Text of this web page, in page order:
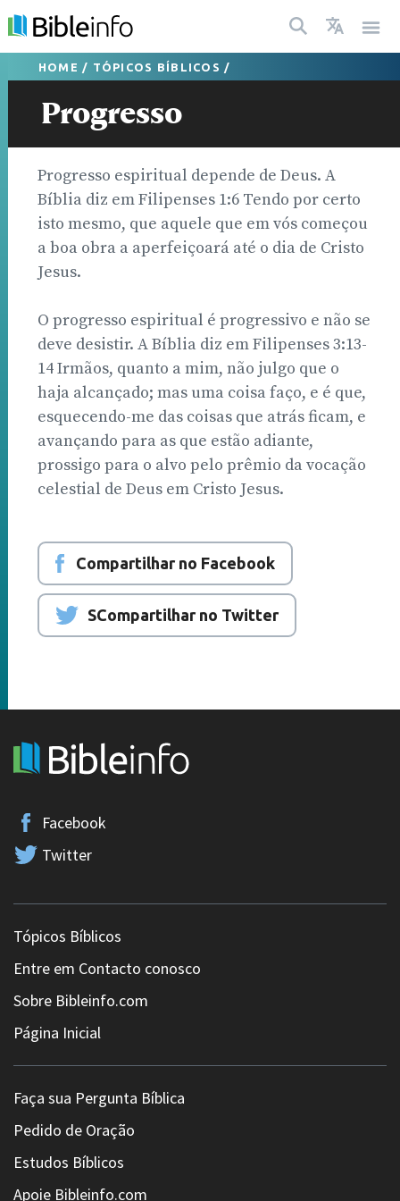
HOME / TÓPICOS BÍBLICOS /
Progresso
Progresso espiritual depende de Deus. A
Bíblia diz em Filipenses 1:6 Tendo por certo
isto mesmo, que aquele que em vós começou
a boa obra a aperfeiçoará até o dia de Cristo
Jesus.
O progresso espiritual é progressivo e não se
deve desistir. A Bíblia diz em Filipenses 3:13-
14 Irmãos, quanto a mim, não julgo que o
haja alcançado; mas uma coisa faço, e é que,
esquecendo-me das coisas que atrás ficam, e
avançando para as que estão adiante,
prossigo para o alvo pelo prêmio da vocação
celestial de Deus em Cristo Jesus.
Compartilhar no Facebook
SCompartilhar no Twitter
Facebook
Twitter
Tópicos Bíblicos
Entre em Contacto conosco
Sobre Bibleinfo.com
Página Inicial
Faça sua Pergunta Bíblica
Pedido de Oração
Estudos Bíblicos
Apoie Bibleinfo.com